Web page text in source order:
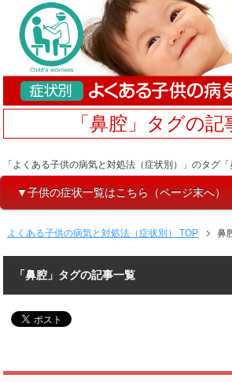
「鼻腔」タグの記
「よくある子供の病気と対処法（症状別）」のタグ
▼子供の症状一覧はこちら（ページ末へ）
よくある子供の病気と対処法（症状別） TOP 鼻
「鼻腔」タグの記事一覧